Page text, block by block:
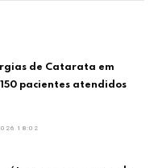
de Catarata em
pacientes atendidos
18:02